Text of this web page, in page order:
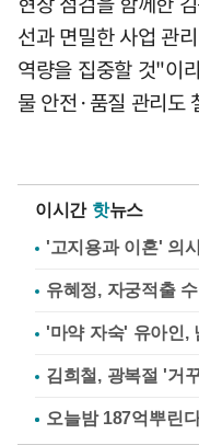
선과 면밀한 사업 관
역량을 집중할 것"이
물 안전·품질 관리도
이시간 핫뉴스
'고지용과 이혼' 의
유혜정, 자궁적출
'마약 자숙' 유아인,
김희철, 광복절 '거